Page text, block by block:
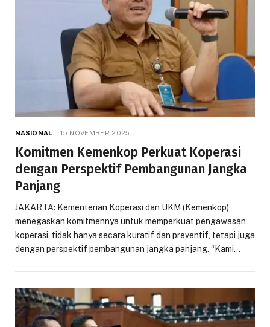
NASIONAL 15 NOVEMBER 2025
Komitmen Kemenkop Perkuat Koperasi
dengan Perspektif Pembangunan Jangka
Panjang
JAKARTA: Kementerian Koperasi dan UKM (Kemenkop)
menegaskan komitmennya untuk memperkuat pengawasan
koperasi, tidak hanya secara kuratif dan preventif, tetapi juga
dengan perspektif pembangunan jangka panjang. “Kami…